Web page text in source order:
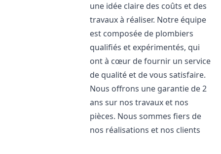
une idée claire des coûts et des
travaux à réaliser. Notre équipe
est composée de plombiers
qualifiés et expérimentés, qui
ont à cœur de fournir un service
de qualité et de vous satisfaire.
Nous offrons une garantie de 2
ans sur nos travaux et nos
pièces. Nous sommes fiers de
nos réalisations et nos clients